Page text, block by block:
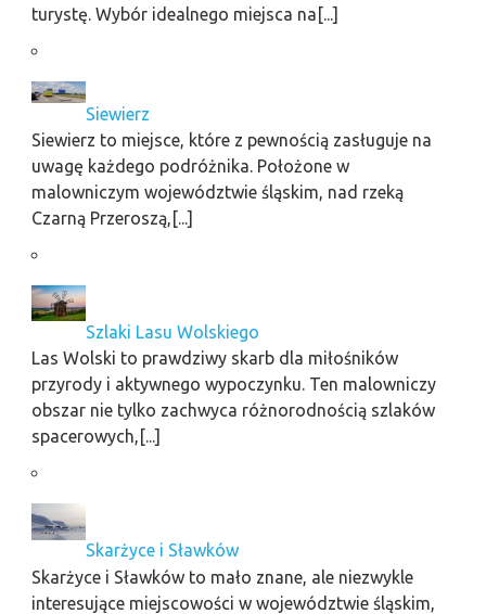
turystę. Wybór idealnego miejsca na[...]
Siewierz
Siewierz to miejsce, które z pewnością zasługuje na
uwagę każdego podróżnika. Położone w
malowniczym województwie śląskim, nad rzeką
Czarną Przeroszą,[...]
Szlaki Lasu Wolskiego
Las Wolski to prawdziwy skarb dla miłośników
przyrody i aktywnego wypoczynku. Ten malowniczy
obszar nie tylko zachwyca różnorodnością szlaków
spacerowych,[...]
Skarżyce i Sławków
Skarżyce i Sławków to mało znane, ale niezwykle
interesujące miejscowości w województwie śląskim,